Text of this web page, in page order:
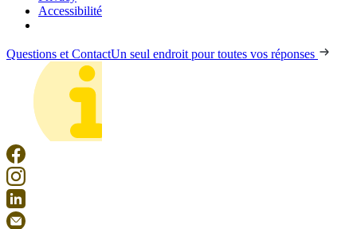
Accessibilité
Questions et ContactUn seul endroit pour toutes vos réponses